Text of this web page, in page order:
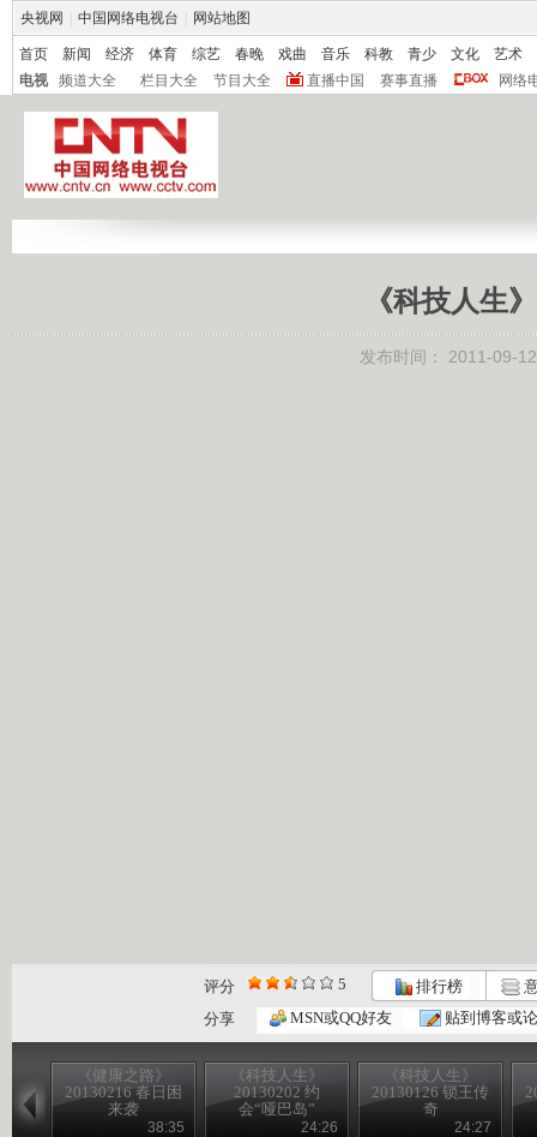
央视网 中国网络电视台 网站地图
首页 新闻 经济 体育 综艺 春晚 戏曲 音乐 科教 青少 文化
艺术
电视
频道大全 栏目大全 节目大全 直播中国 赛事直播 网络
《科技人生
发布时间： 2011-09-
评分 5 排行榜
分享
MSN或QQ好友 贴到博客或
《健康之路》
20130216 春日困
来袭
38:35
《科技人生》
20130202 约
会“哑巴岛”
24:26
《科技人生》
20130126 锁王传
奇
24:27